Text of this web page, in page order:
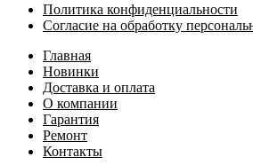
Политика конфиденциальности
Согласие на обработку
Главная
Новинки
Доставка и оплата
О компании
Гарантия
Ремонт
Контакты